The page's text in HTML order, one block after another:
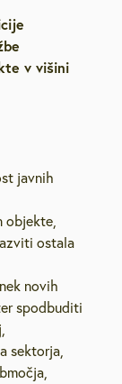
v višini
javnih
objekte,
ostala
novih
spodbuditi
sektorja,